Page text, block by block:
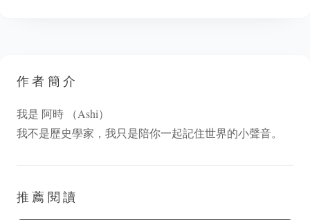
作者簡介
我是 阿時 （Ashi）
我不是歷史學家，我只是陪你一起記住世界的小聲音。
推薦閱讀